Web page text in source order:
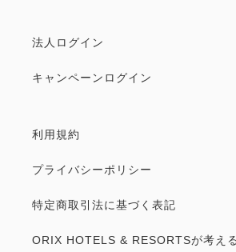
法人ログイン
キャンペーンログイン
利用規約
プライバシーポリシー
特定商取引法に基づく表記
ORIX HOTELS & RESORTSが考え